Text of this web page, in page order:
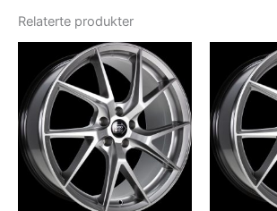
Relaterte produkter